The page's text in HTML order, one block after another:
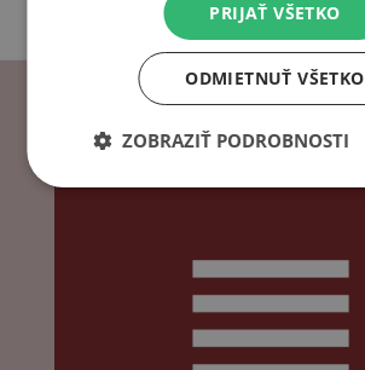
PRIJAŤ VŠETKO
ODMIETNUŤ VŠETKO
ZOBRAZIŤ PODROBNOSTI